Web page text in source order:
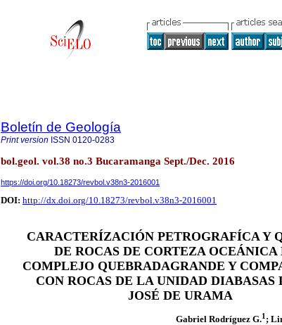
Boletín de Geología
Print version ISSN 0120-0283
bol.geol. vol.38 no.3 Bucaramanga Sept./Dec. 2016
https://doi.org/10.18273/revbol.v38n3-2016001
DOI: http://dx.doi.org/10.18273/revbol.v38n3-2016001
CARACTERÍZACIÓN PETROGRAFÍCA Y
DE ROCAS DE CORTEZA OCEÁNICA
COMPLEJO QUEBRADAGRANDE Y
CON ROCAS DE LA UNIDAD DIABASAS
JOSÉ DE URAMA
Gabriel Rodríguez G.1 ;